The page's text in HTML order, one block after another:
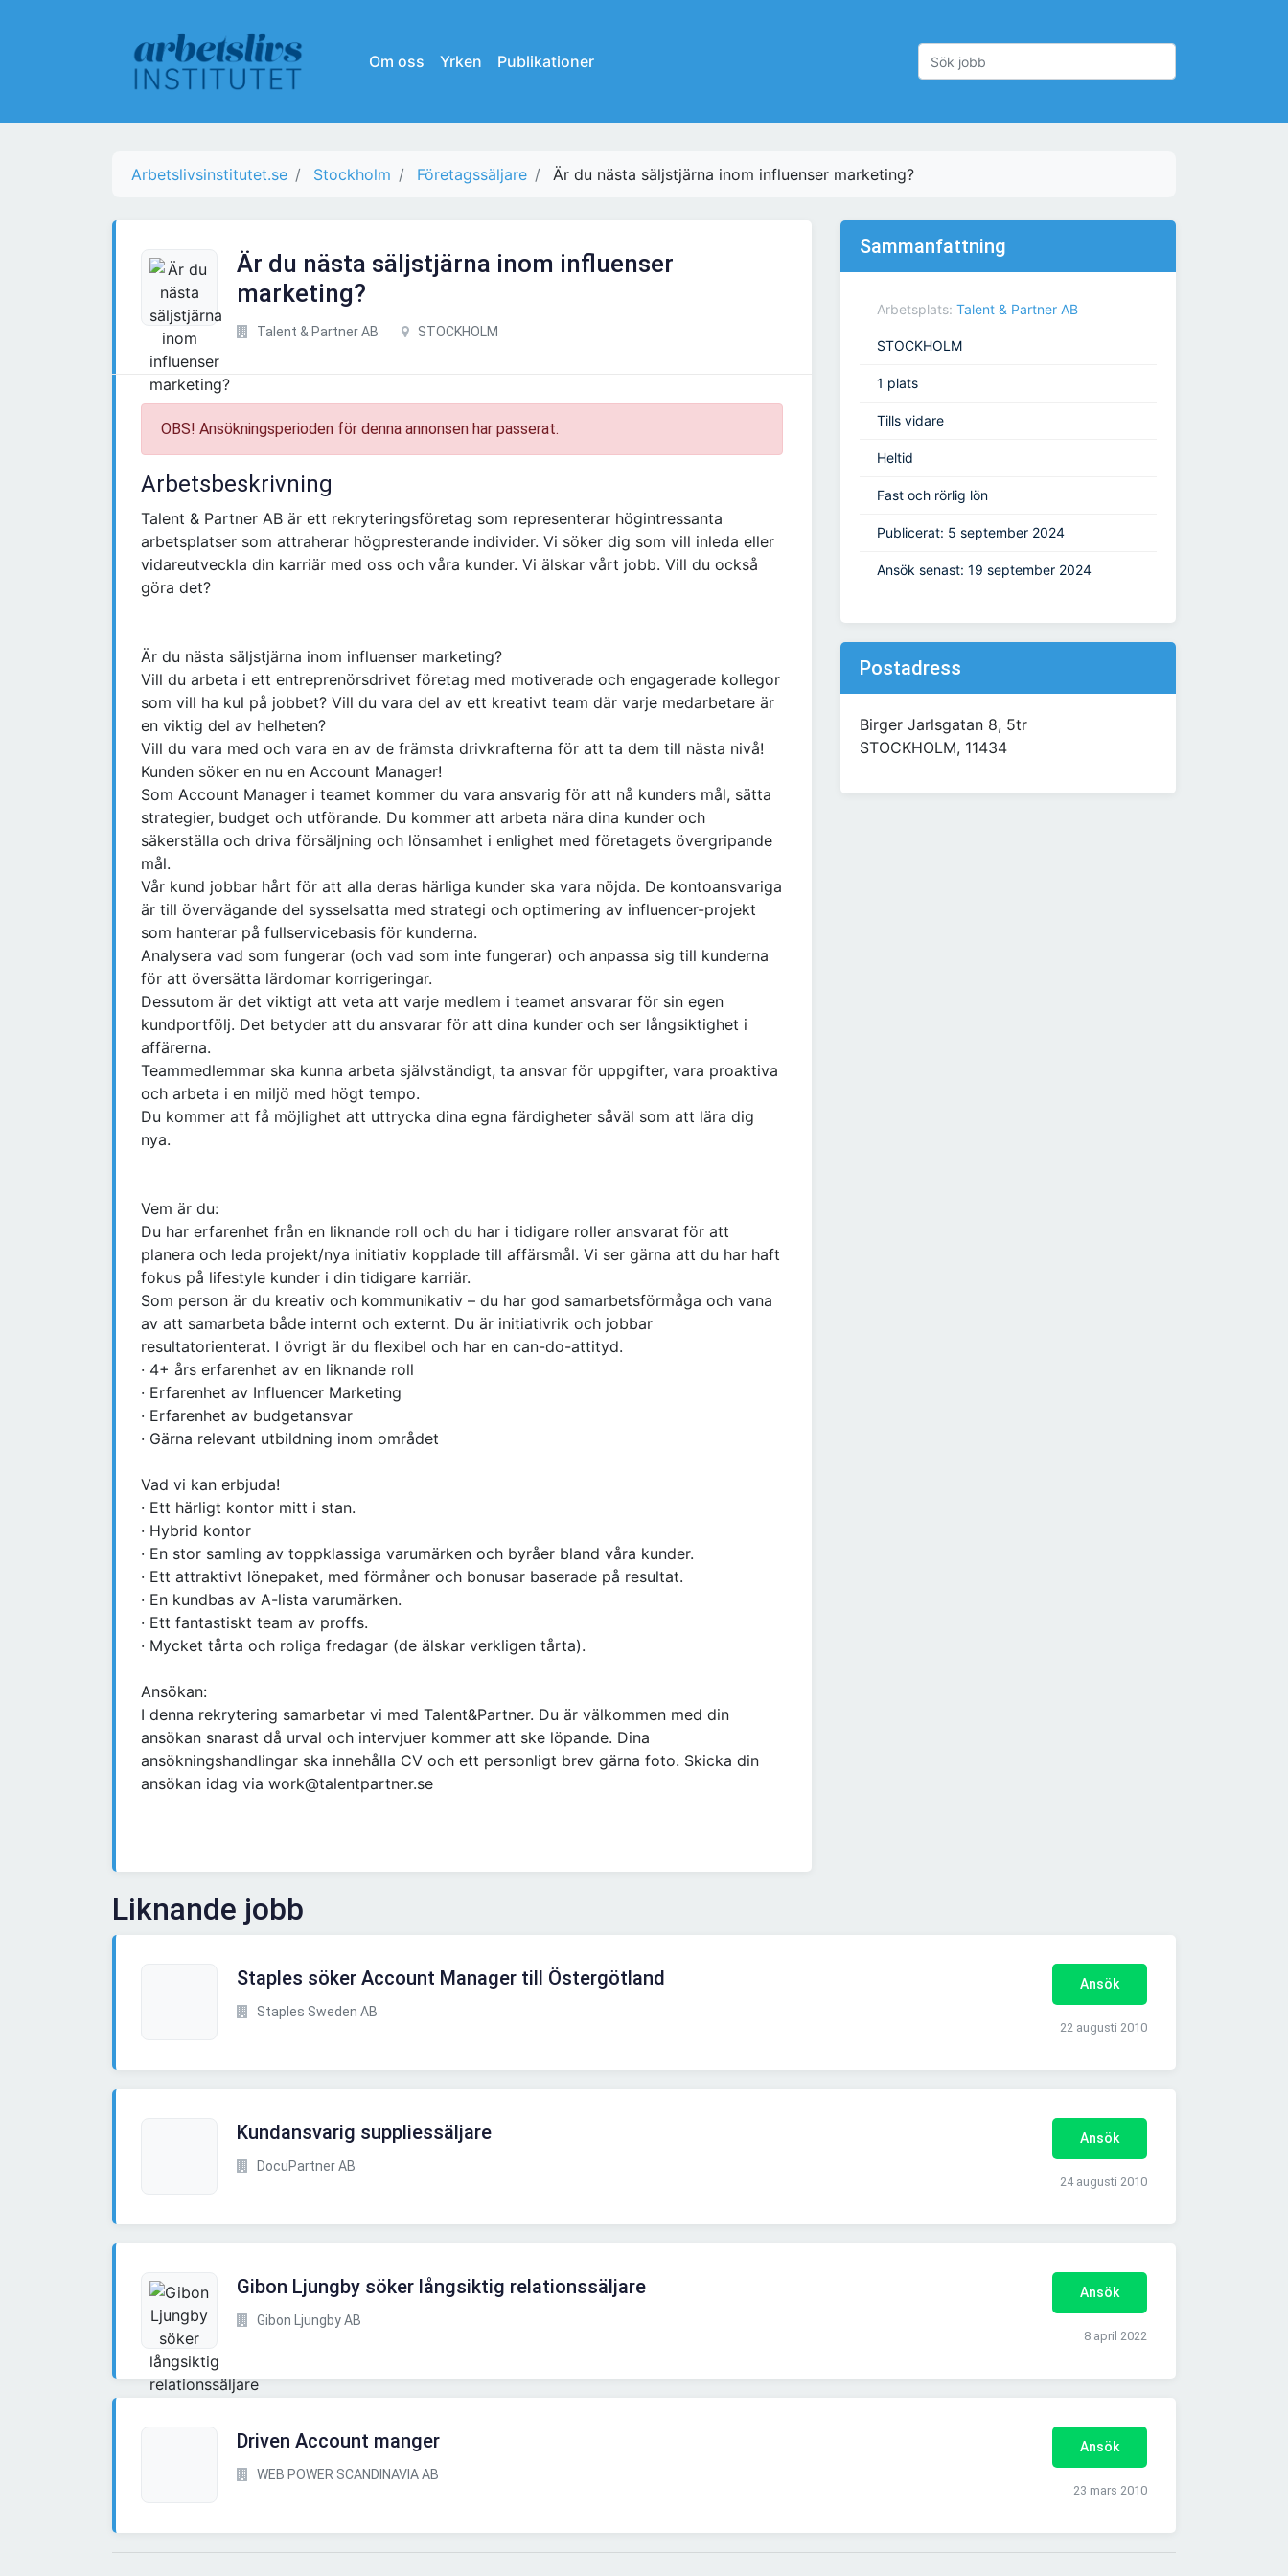
Om oss Yrken Publikationer
Arbetslivsinstitutet.se Stockholm Företagssäljare Är du nästa säljstjärna inom influenser marketing?
Är du nästa säljstjärna inom influenser
marketing?
Talent & Partner AB STOCKHOLM
OBS! Ansökningsperioden för denna annonsen har passerat.
Arbetsbeskrivning
Talent & Partner AB är ett rekryteringsföretag som representerar högintressanta
arbetsplatser som attraherar högpresterande individer. Vi söker dig som vill inleda eller
vidareutveckla din karriär med oss och våra kunder. Vi älskar vårt jobb. Vill du också
göra det?
Är du nästa säljstjärna inom influenser marketing?
Vill du arbeta i ett entreprenörsdrivet företag med motiverade och engagerade kollegor
som vill ha kul på jobbet? Vill du vara del av ett kreativt team där varje medarbetare är
en viktig del av helheten?
Vill du vara med och vara en av de främsta drivkrafterna för att ta dem till nästa nivå!
Kunden söker en nu en Account Manager!
Som Account Manager i teamet kommer du vara ansvarig för att nå kunders mål, sätta
strategier, budget och utförande. Du kommer att arbeta nära dina kunder och
säkerställa och driva försäljning och lönsamhet i enlighet med företagets övergripande
mål.
Vår kund jobbar hårt för att alla deras härliga kunder ska vara nöjda. De kontoansvariga
är till övervägande del sysselsatta med strategi och optimering av influencer-projekt
som hanterar på fullservicebasis för kunderna.
Analysera vad som fungerar (och vad som inte fungerar) och anpassa sig till kunderna
för att översätta lärdomar korrigeringar.
Dessutom är det viktigt att veta att varje medlem i teamet ansvarar för sin egen
kundportfölj. Det betyder att du ansvarar för att dina kunder och ser långsiktighet i
affärerna.
Teammedlemmar ska kunna arbeta självständigt, ta ansvar för uppgifter, vara proaktiva
och arbeta i en miljö med högt tempo.
Du kommer att få möjlighet att uttrycka dina egna färdigheter såväl som att lära dig
nya.
Vem är du:
Du har erfarenhet från en liknande roll och du har i tidigare roller ansvarat för att
planera och leda projekt/nya initiativ kopplade till affärsmål. Vi ser gärna att du har haft
fokus på lifestyle kunder i din tidigare karriär.
Som person är du kreativ och kommunikativ – du har god samarbetsförmåga och vana
av att samarbeta både internt och externt. Du är initiativrik och jobbar
resultatorienterat. I övrigt är du flexibel och har en can-do-attityd.
· 4+ års erfarenhet av en liknande roll
· Erfarenhet av Influencer Marketing
· Erfarenhet av budgetansvar
· Gärna relevant utbildning inom området
Vad vi kan erbjuda!
· Ett härligt kontor mitt i stan.
· Hybrid kontor
· En stor samling av toppklassiga varumärken och byråer bland våra kunder.
· Ett attraktivt lönepaket, med förmåner och bonusar baserade på resultat.
· En kundbas av A-lista varumärken.
· Ett fantastiskt team av proffs.
· Mycket tårta och roliga fredagar (de älskar verkligen tårta).
Ansökan:
I denna rekrytering samarbetar vi med Talent&Partner. Du är välkommen med din
ansökan snarast då urval och intervjuer kommer att ske löpande. Dina
ansökningshandlingar ska innehålla CV och ett personligt brev gärna foto. Skicka din
ansökan idag via work@talentpartner.se
Sammanfattning
Arbetsplats: Talent & Partner AB
STOCKHOLM
1 plats
Tills vidare
Heltid
Fast och rörlig lön
Publicerat: 5 september 2024
Ansök senast: 19 september 2024
Postadress
Birger Jarlsgatan 8, 5tr
STOCKHOLM, 11434
Liknande jobb
Staples söker Account Manager till Östergötland
Staples Sweden AB
Ansök
22 augusti 2010
Kundansvarig suppliessäljare
DocuPartner AB
Ansök
24 augusti 2010
Gibon Ljungby söker långsiktig relationssäljare
Gibon Ljungby AB
Ansök
8 april 2022
Driven Account manger
WEB POWER SCANDINAVIA AB
Ansök
23 mars 2010